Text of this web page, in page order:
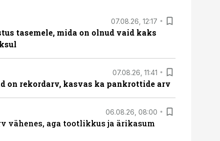
07.08.26, 12:17
tasemele, mida on olnud vaid kaks
07.08.26, 11:41
on rekordarv, kasvas ka pankrottide arv
06.08.26, 08:00
vähenes, aga tootlikkus ja ärikasum